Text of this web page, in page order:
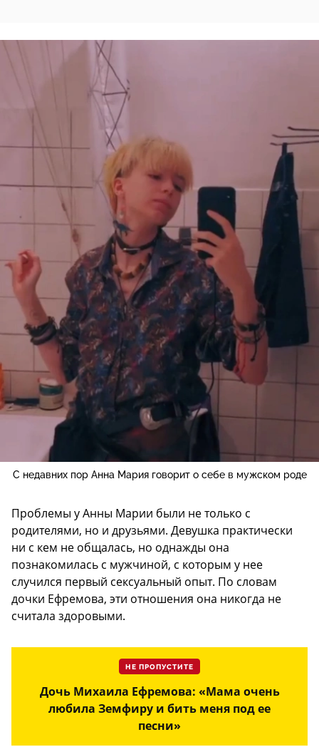
С недавних пор Анна Мария говорит о себе в мужском роде
Проблемы у Анны Марии были не только с
родителями, но и друзьями. Девушка практически
ни с кем не общалась, но однажды она
познакомилась с мужчиной, с которым у нее
случился первый сексуальный опыт. По словам
дочки Ефремова, эти отношения она никогда не
считала здоровыми.
НЕ ПРОПУСТИТЕ
Дочь Михаила Ефремова: «Мама очень
любила Земфиру и бить меня под ее
песни»